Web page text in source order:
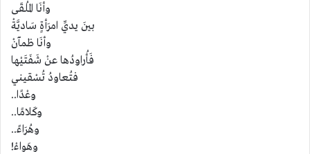
وأنَا المُلقَى
بينَ يديِّ امرَأةٍ سَاديَّةْ
وأنَا ظمآنْ
فَأُراودُها عنْ شَفَتَيْها
فتُعاودُ تُسْقيني
وعْدًا..
وكَلامًا..
وهُرَاءً..
وهَواءْ!